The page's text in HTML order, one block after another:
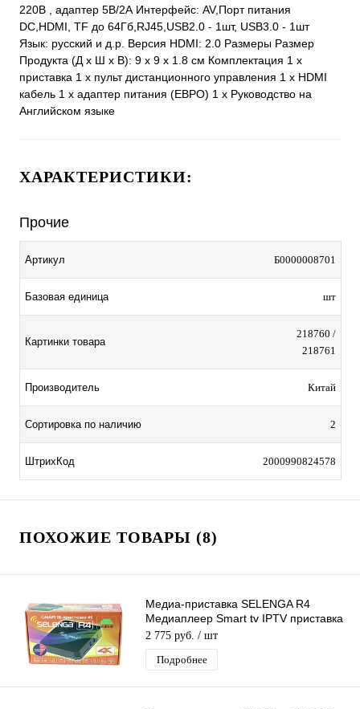
220В , адаптер 5В/2А Интерфейс: AV,Порт питания
DC,HDMI, TF до 64Гб,RJ45,USB2.0 - 1шт, USB3.0 - 1шт
Язык: русский и д.р. Версия HDMI: 2.0 Размеры Размер
Продукта (Д х Ш х В): 9 x 9 x 1.8 см Комплектация 1 х
приставка 1 х пульт дистанционного управления 1 х HDMI
кабель 1 х адаптер питания (ЕВРО) 1 х Руководство на
Английском языке
ХАРАКТЕРИСТИКИ:
Прочие
Артикул Б0000008701
Базовая единица шт
Картинки товара
218760 /
218761
Производитель Китай
Сортировка по наличию 2
ШтрихКод 2000990824578
ПОХОЖИЕ ТОВАРЫ (8)
Медиа-приставка SELENGA R4
Медиаплеер Smart tv IPTV приставка
4K
2 775 руб. / шт
Подробнее